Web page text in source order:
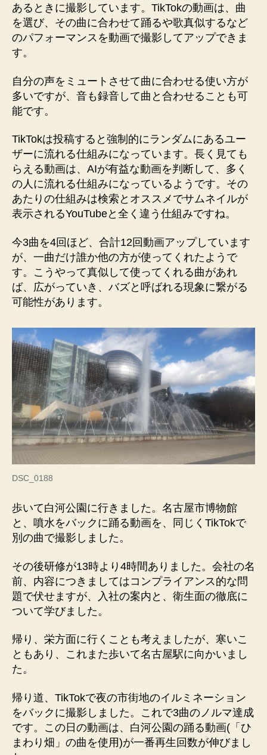
あるときに撮影しています。TikTokの動画は、曲
を選び、その曲に合わせて踊るや歌真似するなど
のパフォーマンスを動画で撮影してアップできま
す。
自分の声をミュートさせて曲に合わせる使い方が
多いですが、音も録音して曲と合わせることも可
能です。
TikTokは投稿すると強制的にランダムにあるユー
ザーに流れる仕組みになっています。長く見ても
らえる動画は、AIが有益な動画を判断して、多く
の人に流れる仕組みになっているようです。その
あたりの仕組みは検索とオススメでサムネイルが
表示されるYouTubeと全く違う仕組みですね。
今3曲を4回ほど、合計12回動画アップしています
が、一曲だけ誰か他の方が使ってくれたようで
す。こうやって真似して使ってくれる曲があれ
ば、広がっていき、バズと呼ばれる現象に繋がる
可能性があります。
DSC_0188
歩いて白河公園に行きました。名古屋市博物館
と、噴水をバックに踊る動画を、同じくTikTokで
別の曲で撮影しました。
その後研修が13時より4時間ありました。会社の名
前、内容につきましてはコンプライアンス的な問
題で伏せますが、入社の案内と、衛生面の徹底に
ついて学びました。
帰り、栄方面に行くことも考えましたが、寒いこ
ともあり、これまた歩いて名古屋駅に向かいまし
た。
帰り道、TikTokで夜の市街地のイルミネーション
をバックに撮影しました。これで3曲のノルマ達成
です。この日の動画は、白河公園の踊る動画(「ひ
まわり畑」の曲を使用)が一番再生回数が伸びまし